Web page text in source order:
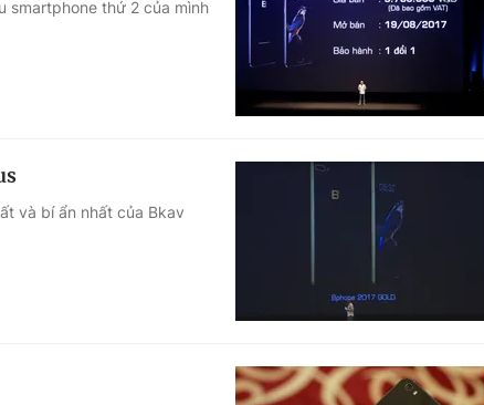
smartphone thứ 2 của mình
và bí ẩn nhất của Bkav